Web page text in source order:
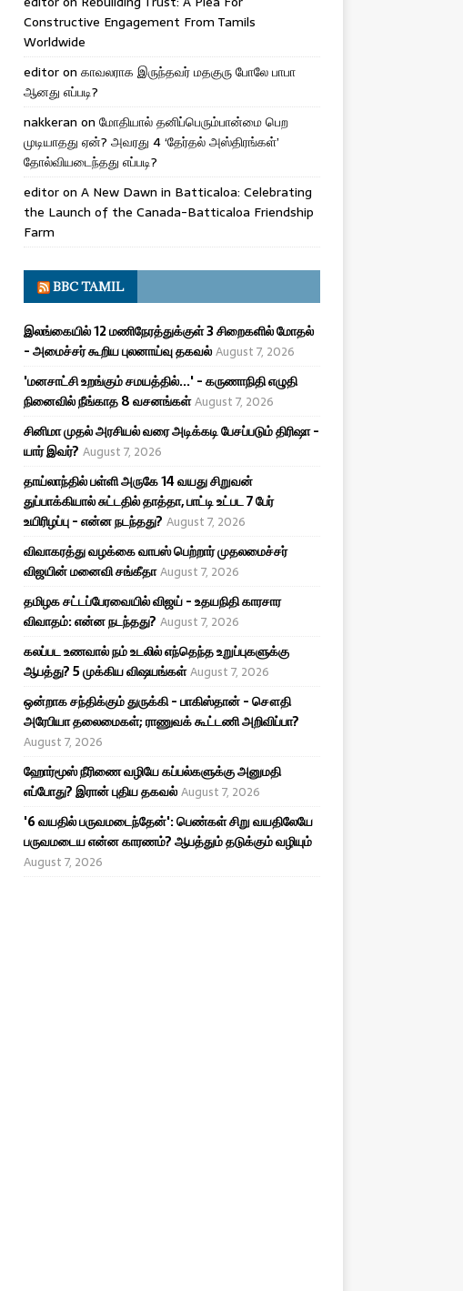
Constructive Engagement From Tamils
Worldwide
editoron காவலராக இருந்தவர் மதகுரு போலே பாபா
ஆனது எப்படி?
nakkeran on மோதியால் தனிப்பெரும்பான்மை பெற
முடியாதது ஏன்? அவரது 4 ‘தேர்தல் அஸ்திரங்கள்’
தோல்வியடைந்தது எப்படி?
editoron A New Dawn in Batticaloa: Celebrating
the Launch of the Canada-Batticaloa Friendship
Farm
BBC TAMIL
இலங்கையில் 12 மணிநேரத்துக்குள் 3 சிறைகளில் மோதல்
- அமைச்சர் கூறிய புலனாய்வு தகவல் August 7, 2026
'மனசாட்சி உறங்கும் சமயத்தில்...' - கருணாநிதி எழுதி
நினைவில் நீங்காத 8 வசனங்கள் August 7, 2026
சினிமா முதல் அரசியல் வரை அடிக்கடி பேசப்படும் திரிஷா -
யார் இவர்? August 7, 2026
தாய்லாந்தில் பள்ளி அருகே 14 வயது சிறுவன்
துப்பாக்கியால் சுட்டதில் தாத்தா, பாட்டி உட்பட 7 பேர்
உயிரிழப்பு - என்ன நடந்தது? August 7, 2026
விவாகரத்து வழக்கை வாபஸ் பெற்றார் முதலமைச்சர்
விஜயின் மனைவி சங்கீதா August 7, 2026
தமிழக சட்டப்பேரவையில் விஜய் - உதயநிதி காரசார
விவாதம்: என்ன நடந்தது? August 7, 2026
கலப்பட உணவால் நம் உடலில் எந்தெந்த உறுப்புகளுக்கு
ஆபத்து? 5 முக்கிய விஷயங்கள் August 7, 2026
ஒன்றாக சந்திக்கும் துருக்கி - பாகிஸ்தான் - சௌதி
அரேபியா தலைமைகள்; ராணுவக் கூட்டணி அறிவிப்பா?
August 7, 2026
ஹோர்மூஸ் நீரிணை வழியே கப்பல்களுக்கு அனுமதி
எப்போது? இரான் புதிய தகவல் August 7, 2026
'6 வயதில் பருவமடைந்தேன்': பெண்கள் சிறு வயதிலேயே
பருவமடைய என்ன காரணம்? ஆபத்தும் தடுக்கும் வழியும்
August 7, 2026